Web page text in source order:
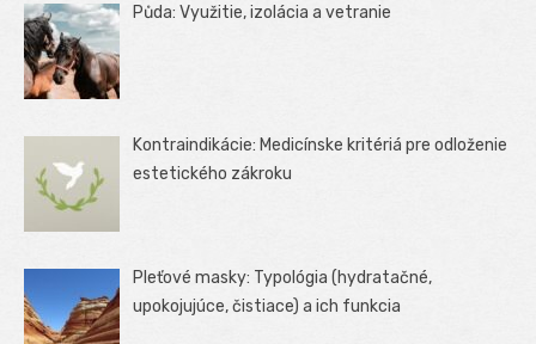
Půda: Využitie, izolácia a vetranie
Kontraindikácie: Medicínske kritériá pre odloženie
estetického zákroku
Pleťové masky: Typológia (hydratačné,
upokojujúce, čistiace) a ich funkcia